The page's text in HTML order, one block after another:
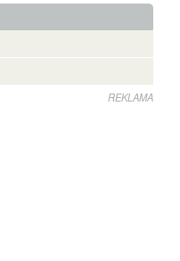
REKLAMA